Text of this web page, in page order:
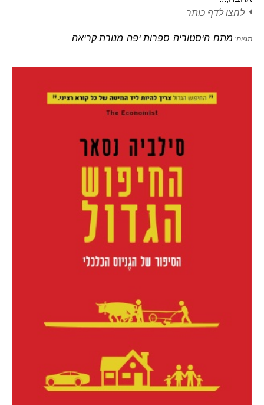
לחצו לדף כותר
תגיות: מתח היסטוריה ספרות יפה מנורת קריאה